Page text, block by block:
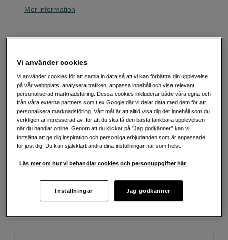
Mer information
Handla tryggt med delbetalning eller faktura
Antal
Lägg i kundvagn
Fri frakt vid köp över 1 500 kronor
Köp nu och betala inom 30 dagar
Personlig service och expertrådgivning
Vi använder cookies
Vi använder cookies för att samla in data så att vi kan förbättra din upplevelse
på vår webbplats, analysera trafiken, anpassa innehåll och visa relevant
personaliserad marknadsföring. Dessa cookies inkluderar både våra egna och
från våra externa partners som t.ex Google där vi delar data med dem för att
personalisera marknadsföring. Vårt mål är att alltid visa dig det innehåll som du
verkligen är intresserad av, för att du ska få den bästa tänkbara upplevelsen
när du handlar online. Genom att du klickar på ”Jag godkänner” kan vi
fortsätta att ge dig inspiration och personliga erbjudanden som är anpassade
för just dig. Du kan självklart ändra dina inställningar när som helst.
Läs mer om hur vi behandlar cookies och personuppgifter här.
Inställningar Jag godkänner